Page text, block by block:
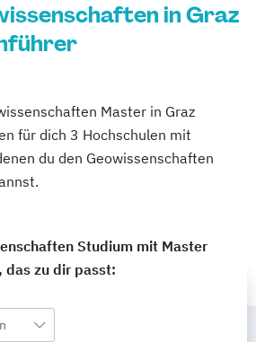
in Graz
Master in Graz
für dich 3 Hochschulen mit
du den Geowissenschaften
Studium mit Master
das zu dir passt: